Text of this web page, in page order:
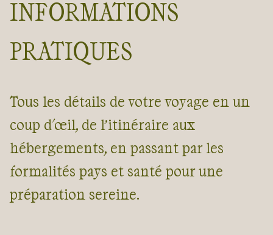
INFORMATIONS
PRATIQUES
Tous les détails de votre voyage en un
coup d'œil, de l’itinéraire aux
hébergements, en passant par les
formalités pays et santé pour une
préparation sereine.